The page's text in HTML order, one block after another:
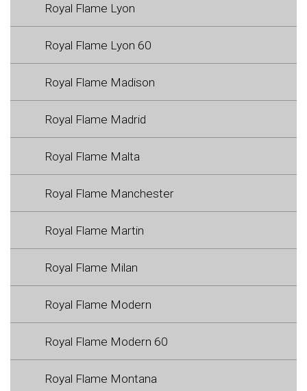
Royal Flame Lyon
Royal Flame Lyon 60
Royal Flame Madison
Royal Flame Madrid
Royal Flame Malta
Royal Flame Manchester
Royal Flame Martin
Royal Flame Milan
Royal Flame Modern
Royal Flame Modern 60
Royal Flame Montana